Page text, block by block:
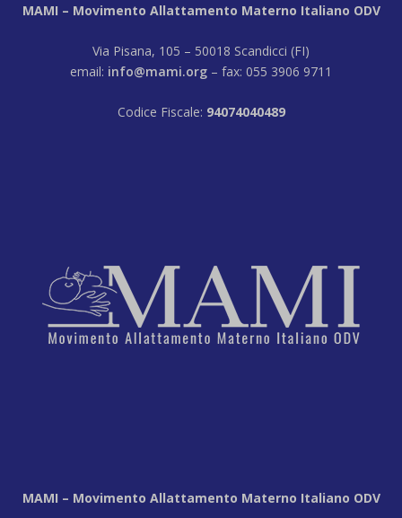
MAMI – Movimento Allattamento Materno Italiano ODV
Via Pisana, 105 – 50018 Scandicci (FI)
email: info@mami.org – fax: 055 3906 9711
Codice Fiscale: 94074040489
MAMI – Movimento Allattamento Materno Italiano ODV